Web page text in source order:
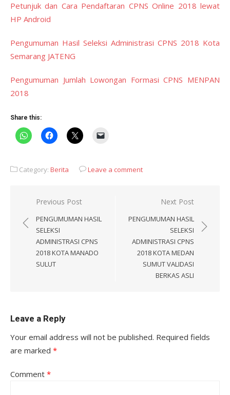
Petunjuk dan Cara Pendaftaran CPNS Online 2018 lewat
HP Android
Pengumuman Hasil Seleksi Administrasi CPNS 2018 Kota
Semarang JATENG
Pengumuman Jumlah Lowongan Formasi CPNS MENPAN
2018
Share this:
Category: Berita Leave a comment
Post
navigation
Previous Post
PENGUMUMAN HASIL
SELEKSI
ADMINISTRASI CPNS
2018 KOTA MANADO
SULUT
Next Post
PENGUMUMAN HASIL
SELEKSI
ADMINISTRASI CPNS
2018 KOTA MEDAN
SUMUT VALIDASI
BERKAS ASLI
Leave a Reply
Your email address will not be published. Required fields
are marked *
Comment *